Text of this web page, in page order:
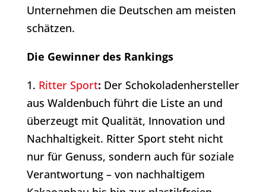
Unternehmen die Deutschen am meisten
schätzen.
Die Gewinner des Rankings
1. Ritter Sport: Der Schokoladenhersteller
aus Waldenbuch führt die Liste an und
überzeugt mit Qualität, Innovation und
Nachhaltigkeit. Ritter Sport steht nicht
nur für Genuss, sondern auch für soziale
Verantwortung – von nachhaltigem